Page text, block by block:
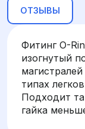
ОТЗЫВЫ
Фитинг O-
изогнутый
типах
Подходит
гайка